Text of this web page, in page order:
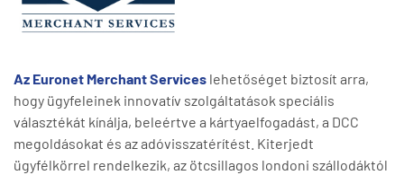
Az Euronet Merchant Services lehetőséget biztosít arra,
hogy ügyfeleinek innovatív szolgáltatások speciális
választékát kínálja, beleértve a kártyaelfogadást, a DCC
megoldásokat és az adóvisszatérítést. Kiterjedt
ügyfélkörrel rendelkezik, az ötcsillagos londoni szállodáktól